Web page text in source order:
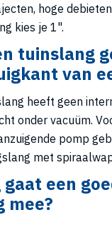
hoge
kies je 1".
tuinslang
van
heeft geen
onder vacuüm.
pomp
met
gaat een
mee?